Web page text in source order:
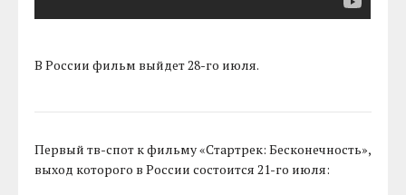
В России фильм выйдет 28-го июля.
Первый тв-спот к фильму «Стартрек: Бесконечность»,
выход которого в России состоится 21-го июля: